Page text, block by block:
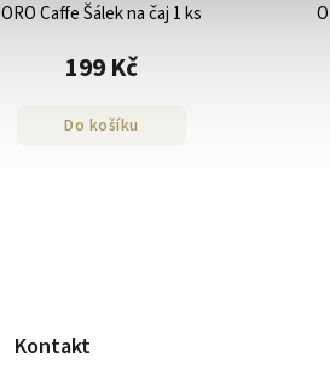
ORO Caffe Šálek na čaj 1 ks
199 Kč
Do košíku
Kontakt